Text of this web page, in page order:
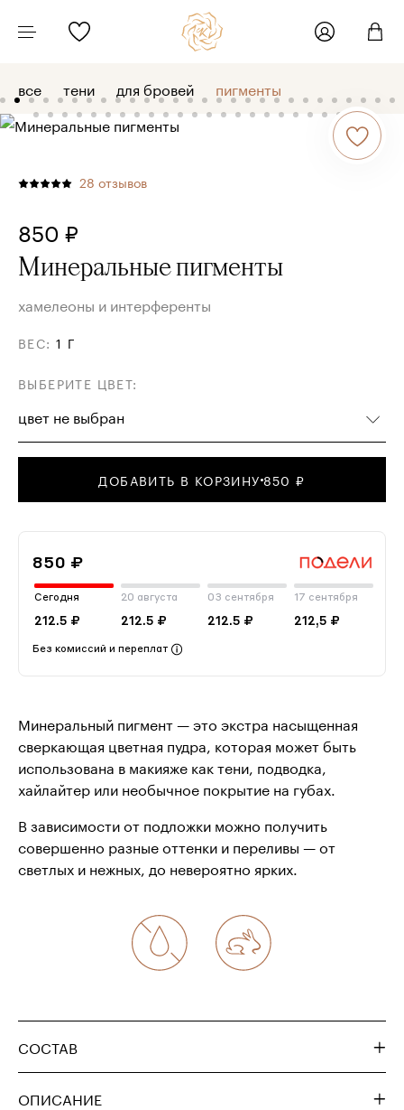
все тени для бровей пигменты
28 отзывов
850 ₽
Минеральные пигменты
хамелеоны и интерференты
ВЕС:1 Г
ВЫБЕРИТЕ ЦВЕТ:
цвет не выбран
ДОБАВИТЬ В КОРЗИНУ 850 ₽
850 ₽
Сегодня
212.5 ₽
20 августа
212.5 ₽
03 сентября
212.5 ₽
17 сентября
212,5 ₽
Без комиссий и переплат
Минеральный пигмент — это экстра насыщенная
сверкающая цветная пудра, которая может быть
использована в макияже как тени, подводка,
хайлайтер или необычное покрытие на губах.
В зависимости от подложки можно получить
совершенно разные оттенки и переливы — от
светлых и нежных, до невероятно ярких.
СОСТАВ
ОПИСАНИЕ